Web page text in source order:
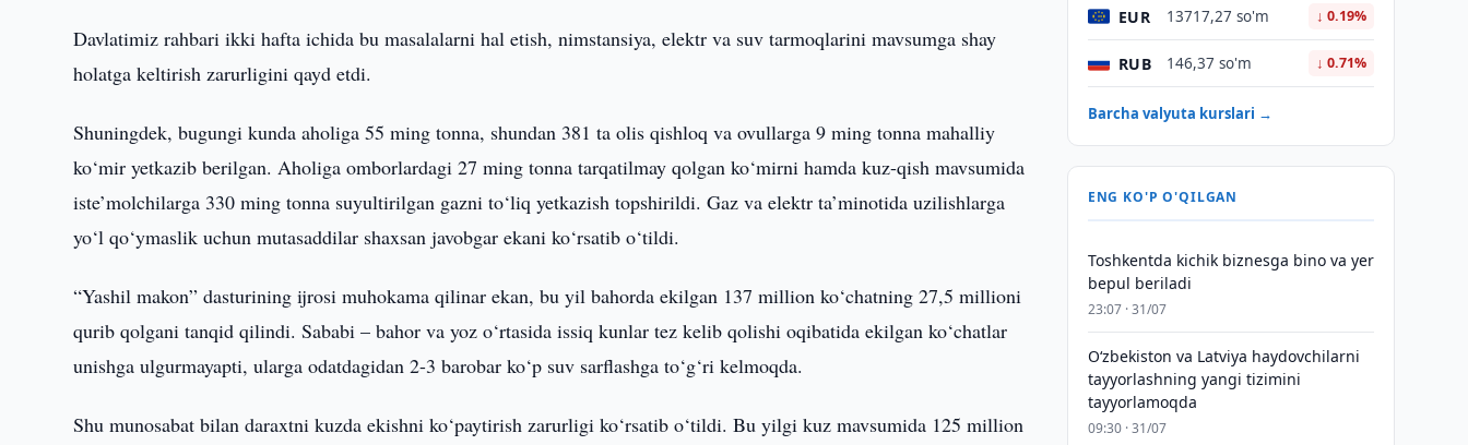
Davlatimiz rahbari ikki hafta ichida bu masalalarni hal etish, nimstansiya, elektr va suv tarmoqlarini mavsumga shay
holatga keltirish zarurligini qayd etdi.
Shuningdek, bugungi kunda aholiga 55 ming tonna, shundan 381 ta olis qishloq va ovullarga 9 ming tonna mahalliy
ko‘mir yetkazib berilgan. Aholiga omborlardagi 27 ming tonna tarqatilmay qolgan ko‘mirni hamda kuz-qish mavsumida
iste’molchilarga 330 ming tonna suyultirilgan gazni to‘liq yetkazish topshirildi. Gaz va elektr ta’minotida uzilishlarga
yo‘l qo‘ymaslik uchun mutasaddilar shaxsan javobgar ekani ko‘rsatib o‘tildi.
“Yashil makon” dasturining ijrosi muhokama qilinar ekan, bu yil bahorda ekilgan 137 million ko‘chatning 27,5 millioni
qurib qolgani tanqid qilindi. Sababi – bahor va yoz o‘rtasida issiq kunlar tez kelib qolishi oqibatida ekilgan ko‘chatlar
unishga ulgurmayapti, ularga odatdagidan 2-3 barobar ko‘p suv sarflashga to‘g‘ri kelmoqda.
Shu munosabat bilan daraxtni kuzda ekishni ko‘paytirish zarurligi ko‘rsatib o‘tildi. Bu yilgi kuz mavsumida 125 million
EUR 13717,27 so'm ↓ 0.19%
RUB 146,37 so'm ↓ 0.71%
Barcha valyuta kurslari →
ENG KO'P O'QILGAN
Toshkentda kichik biznesga bino va yer
bepul beriladi
23:07 · 31/07
Oʻzbekiston va Latviya haydovchilarni
tayyorlashning yangi tizimini
tayyorlamoqda
09:30 · 31/07